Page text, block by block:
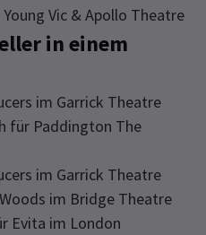
Vic & Apollo Theatre
in einem
im Garrick Theatre
für Paddington The
im Garrick Theatre
im Bridge Theatre
Evita im London